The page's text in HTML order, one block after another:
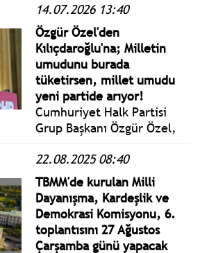
bir AKP belediyesine
operasyon yok, tutuklu yok
yani yaptığınızın ne ölçüde
siyasi olduğunu göstermek
için bu rakamlar yeter.
14.07.2026 13:40
Özgür Özel'den
Kılıçdaroğlu'na; Milletin
umudunu burada
tüketirsen, millet umudu
yeni partide arıyor!
Cumhuriyet Halk Partisi
Grup Başkanı Özgür Özel,
Toplantısı'nda yaptığı
konuşmada, Türkiye'de
adaletin ortadan kalktığını
söyledi.
22.08.2025 08:40
TBMM'de kurulan Milli
Dayanışma, Kardeşlik ve
Demokrasi Komisyonu, 6.
toplantısını 27 Ağustos
Çarşamba günü yapacak